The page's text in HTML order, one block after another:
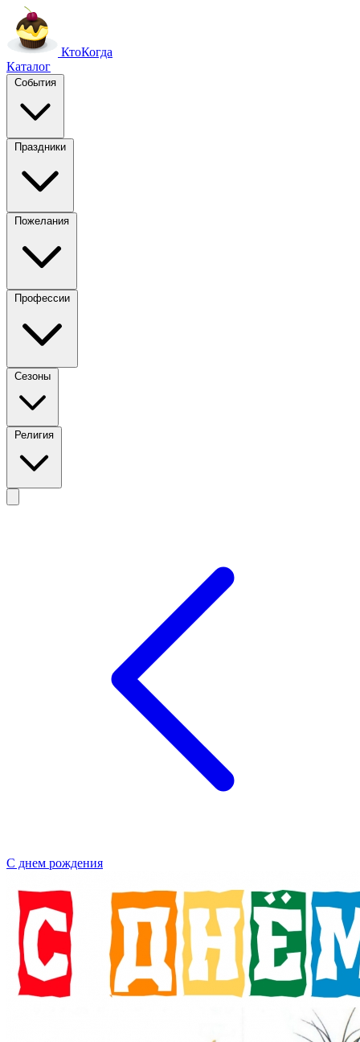
КтоКогда
Каталог
События
Праздники
Пожелания
Профессии
Сезоны
Религия
С днем рождения